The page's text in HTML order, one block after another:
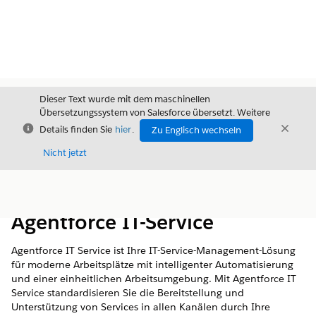
Schließen
Dieser Text wurde mit dem maschinellen
Übersetzungssystem von Salesforce übersetzt. Weitere
Details finden Sie hier.
Zu Englisch wechseln
Nicht jetzt
Agentforce IT-Service
Agentforce IT Service ist Ihre IT-Service-Management-Lösung
für moderne Arbeitsplätze mit intelligenter Automatisierung
und einer einheitlichen Arbeitsumgebung. Mit Agentforce IT
Service standardisieren Sie die Bereitstellung und
Unterstützung von Services in allen Kanälen durch Ihre